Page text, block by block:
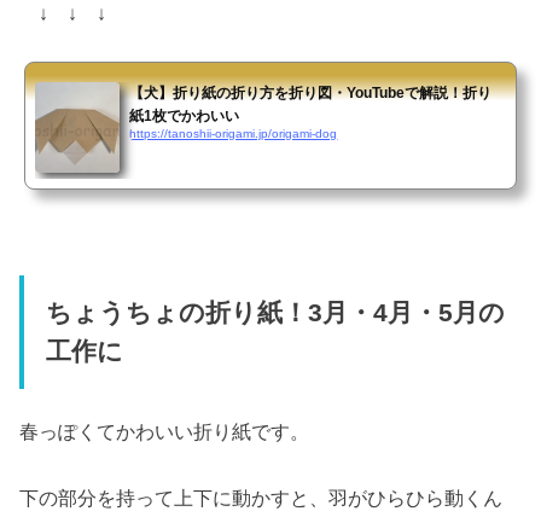
↓ ↓ ↓
【犬】折り紙の折り方を折り図・YouTubeで解説！折り
紙1枚でかわいい
https://tanoshii-origami.jp/origami-dog
ちょうちょの折り紙！3月・4月・5月の
工作に
春っぽくてかわいい折り紙です。
下の部分を持って上下に動かすと、羽がひらひら動くん